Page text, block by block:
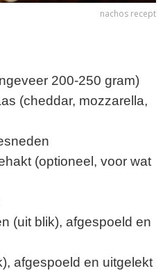
nachos recept
200-250 gram)
(cheddar, mozzarella,
(optioneel, voor wat
(uit blik), afgespoeld en
afgespoeld en uitgelekt